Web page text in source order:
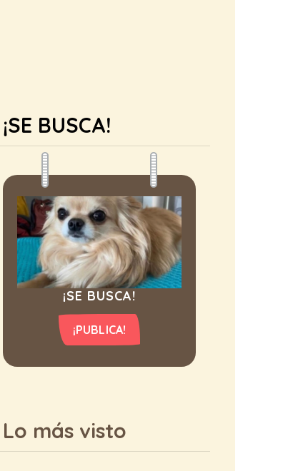
¡SE BUSCA!
¡SE BUSCA!
¡PUBLICA!
Lo más visto